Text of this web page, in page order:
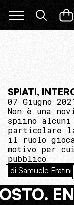
SPIATI,
07 Giugno
Non è una
spiino
particolare
il ruolo
motivo per
pubblico
di Samuele Fratini